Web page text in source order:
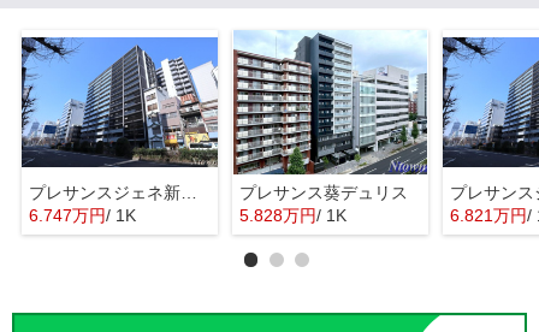
プレサンスジェネ新栄町駅前葵
6.747万円/ 1K
プレサンス葵デュリス
5.828万円/ 1K 6.821万円/